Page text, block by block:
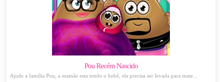
Pou Recém Nascido
Ajude a família Pou, a mamãe esta tendo o bebê, ela precisa ser levada para mate...